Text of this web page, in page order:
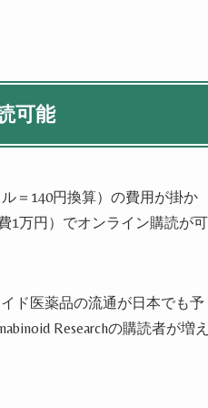
可能
ル＝ 140円換算）の費用が掛か
1万円）でオンライン購読が可
ド医薬品の流通が日本でも予
Researchの購読者が増